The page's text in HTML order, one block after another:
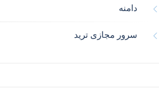
دامنه
سرور مجازی ترید